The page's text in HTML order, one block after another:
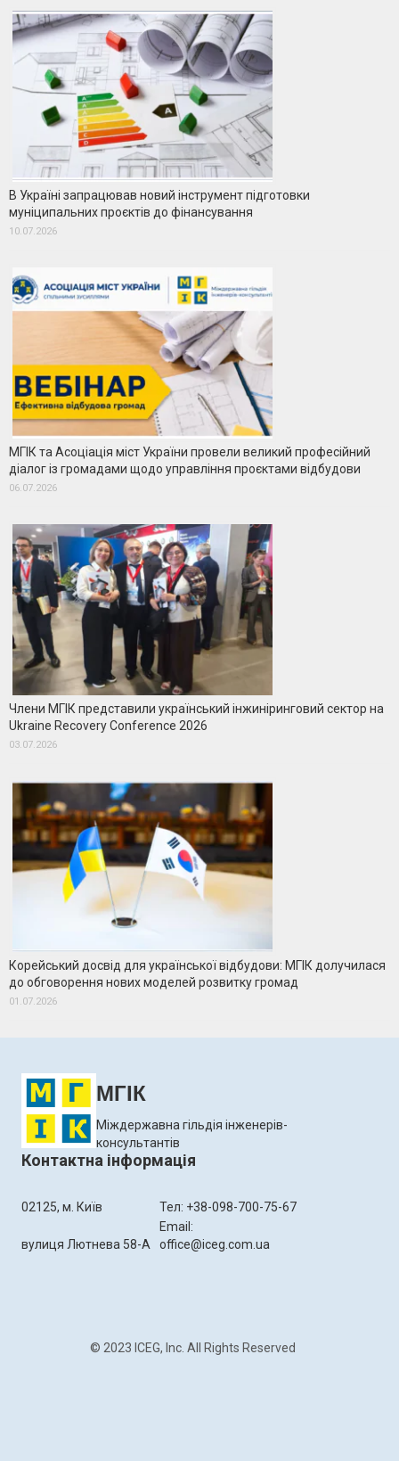
В Україні запрацював новий інструмент підготовки
муніципальних проєктів до фінансування
10.07.2026
МГІК та Асоціація міст України провели великий професійний
діалог із громадами щодо управління проєктами відбудови
06.07.2026
Члени МГІК представили український інжиніринговий сектор на
Ukraine Recovery Conference 2026
03.07.2026
Корейський досвід для української відбудови: МГІК долучилася
до обговорення нових моделей розвитку громад
01.07.2026
МГІК
Міждержавна гільдія інженерів-
консультантів
Контактна інформація
02125, м. Київ
вулиця Лютнева 58-А
Тел: +38-098-700-75-67
Email:
office@iceg.com.ua
© 2023 ICEG, Inc. All Rights Reserved